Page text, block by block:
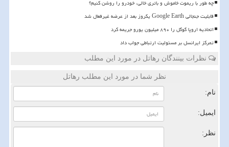
چه طور با ریموت خاموش و باتری خالی، خودرو را روشن کنیم؟
قابلیت جنجالی Google Earth یکروز بعد از عرضه غیرفعال شد
اتحادیه اروپا گوگل را ۸۹۰ میلیون یورو جریمه کرد
تمرکز ایرانسل بر مسئولیت ارتباطی جواب داد
نظرات بینندگان رهاتل در مورد این مطلب
نظر شما در مورد این مطلب رهاتل
نام:
ایمیل:
نظر: